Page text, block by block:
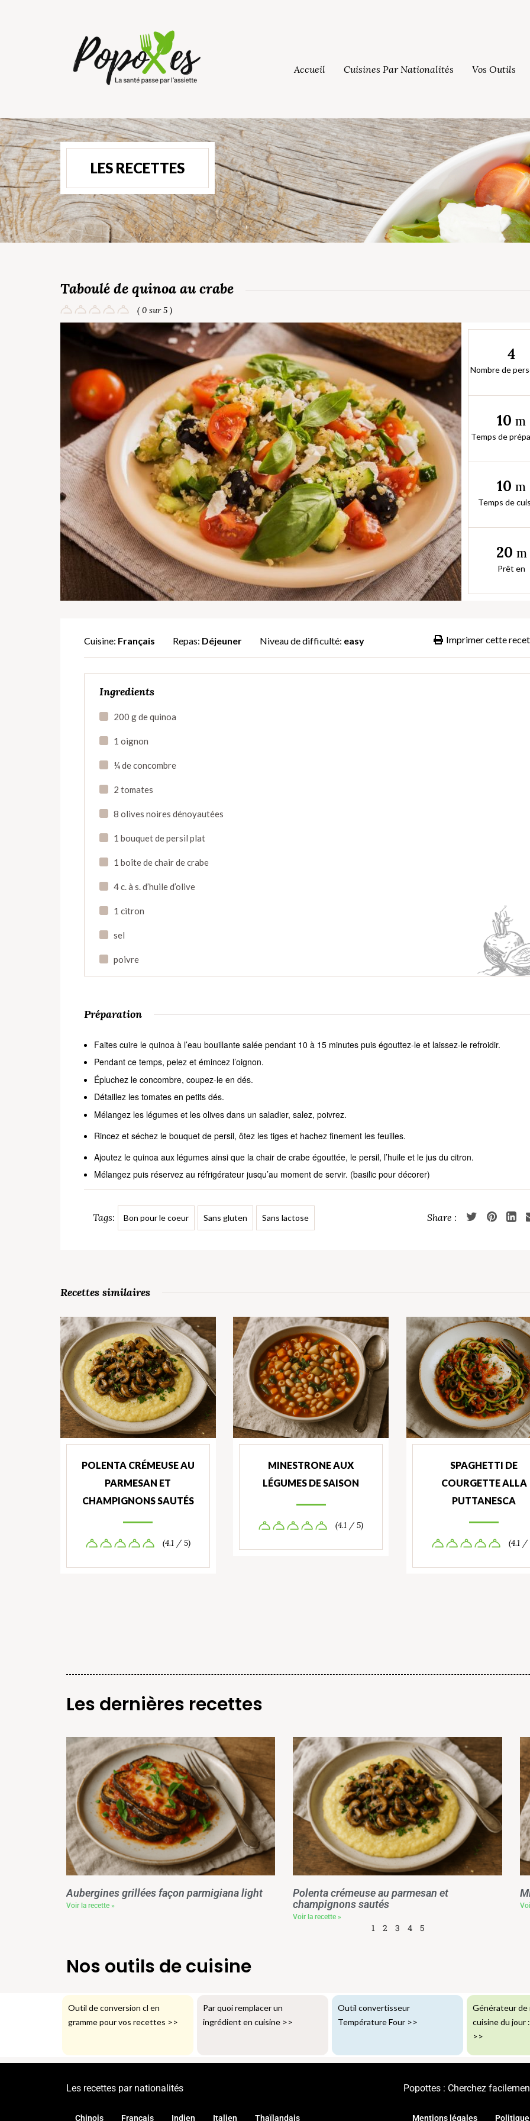
Accueil Cuisines Par Nationalités Vos Outils
LES RECETTES
Taboulé de quinoa au crabe
( 0 sur 5 )
4
Nombre de
10m
Temps de
10m
Temps de
20 m
Prêt en
Imprimer cette
Cuisine: Français Repas: Déjeuner Niveau de difficulté: easy
Ingredients
200 g de quinoa
1 oignon
¼ de concombre
2 tomates
8 olives noires dénoyautées
1 bouquet de persil plat
1 boîte de chair de crabe
4 c. à s. d’huile d’olive
1 citron
sel
poivre
Préparation
Faites cuire le quinoa à l’eau bouillante salée pendant 10 à 15 minutes puis égouttez-le et laissez-le refroidir.
Pendant ce temps, pelez et émincez l’oignon.
Épluchez le concombre, coupez-le en dés.
Détaillez les tomates en petits dés.
Mélangez les légumes et les olives dans un saladier, salez, poivrez.
Rincez et séchez le bouquet de persil, ôtez les tiges et hachez finement les feuilles.
Ajoutez le quinoa aux légumes ainsi que la chair de crabe égouttée, le persil, l’huile et le jus du citron.
Mélangez puis réservez au réfrigérateur jusqu’au moment de servir. (basilic pour décorer)
Tags: Bon pour le coeur Sans gluten Sans lactose
Recettes similaires
POLENTA CRÉMEUSE AU
PARMESAN ET
CHAMPIGNONS SAUTÉS
(4.1 / 5)
MINESTRONE AUX
LÉGUMES DE SAISON
(4.1 / 5)
SPAGHETTI DE
COURGETTE ALLA
PUTTANESCA
(4.1 /
Les dernières recettes
Aubergines grillées façon parmigiana light
Voir la recette »
Polenta crémeuse au parmesan et
champignons sautés
Voir la recette »
1 2 3 4 5
Nos outils de cuisine
Outil de conversion cl en
gramme pour vos recettes >>
Par quoi remplacer un
ingrédient en cuisine >>
Outil convertisseur
Température Four >>
Générateur
cuisine du jour
>>
Les recettes par nationalités
Chinois Français Indien Italien Thaïlandais
Popottes : Cherchez
Mentions légales